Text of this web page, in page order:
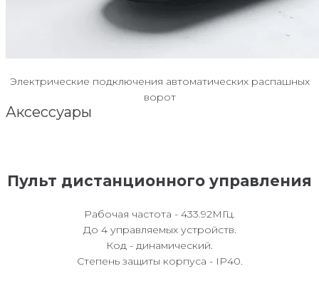
Электрические подключения автоматических распашных
ворот
Аксессуары
Пульт дистанционного управления
Рабочая частота - 433.92МГц.
До 4 управляемых устройств.
Код - динамический.
Степень защиты корпуса - IP40.